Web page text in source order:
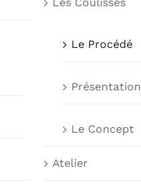
Le Procédé
Présentation
Le Concept
Atelier